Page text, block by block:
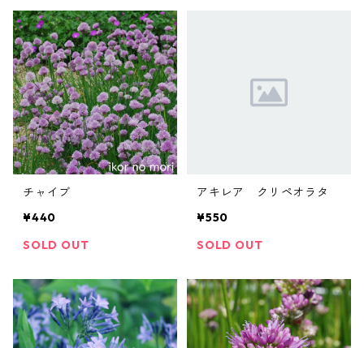
チャイブ
¥440
SOLD OUT
アキレア クリペオラタ
¥550
SOLD OUT